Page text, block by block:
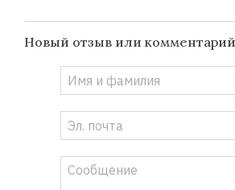
Новый отзыв или комментарий